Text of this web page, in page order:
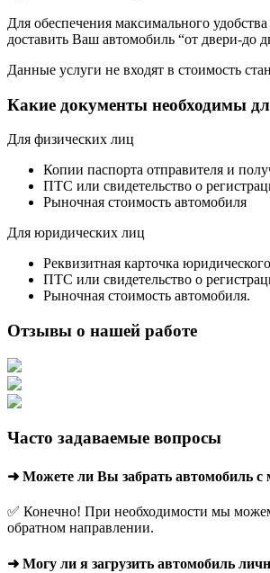
Для обеспечения максимального
доставить Ваш автомобиль “от двери-до
Данные услуги не входят в стоимость
Какие документы необходимы
Для физических лиц
Копии паспорта отправителя и
ПТС или свидетельство о
Рыночная стоимость автомобиля
Для юридических лиц
Реквизитная карточка
ПТС или свидетельство о
Рыночная стоимость автомобиля.
Отзывы о нашей работе
Часто задаваемые вопросы
➜ Можете ли Вы забрать автомобиль с
✅ Конечно! При необходимости мы можем
обратном направлении.
➜ Могу ли я загрузить автомобиль